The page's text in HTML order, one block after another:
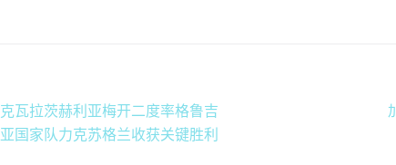
克瓦拉茨赫利亚梅开二度率格鲁吉
亚国家队力克苏格兰收获关键胜利